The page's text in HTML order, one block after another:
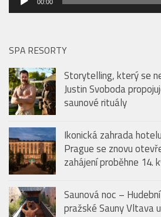
znovu otevře veřejnosti.
proběhne 14. května
PODCAST: CHUŤ LÉTA V RESTAURACI
Audio
přehrávač
00:00
SPA RESORTY